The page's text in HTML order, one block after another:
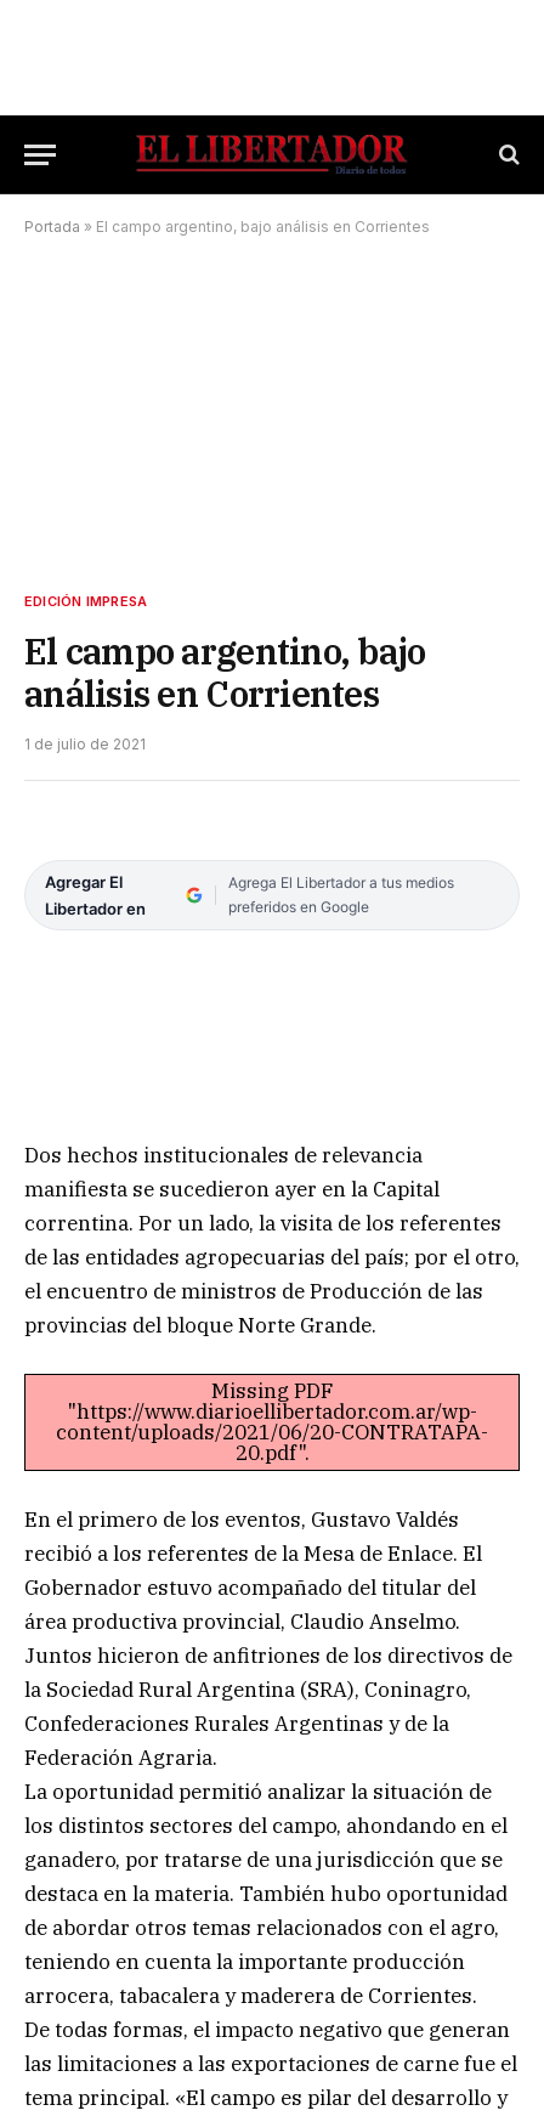
Portada » El campo argentino, bajo análisis en Corrientes
EDICIÓN IMPRESA
El campo argentino, bajo
análisis en Corrientes
1 de julio de 2021
Agregar El
Libertador en
Agrega El Libertador a tus medios
preferidos en Google
Dos hechos institucionales de relevancia
manifiesta se sucedieron ayer en la Capital
correntina. Por un lado, la visita de los referentes
de las entidades agropecuarias del país; por el otro,
el encuentro de ministros de Producción de las
provincias del bloque Norte Grande.
Missing PDF
"https://www.diarioellibertador.com.ar/wp-
content/uploads/2021/06/20-CONTRATAPA-
20.pdf".
En el primero de los eventos, Gustavo Valdés
recibió a los referentes de la Mesa de Enlace. El
Gobernador estuvo acompañado del titular del
área productiva provincial, Claudio Anselmo.
Juntos hicieron de anfitriones de los directivos de
la Sociedad Rural Argentina (SRA), Coninagro,
Confederaciones Rurales Argentinas y de la
Federación Agraria.
La oportunidad permitió analizar la situación de
los distintos sectores del campo, ahondando en el
ganadero, por tratarse de una jurisdicción que se
destaca en la materia. También hubo oportunidad
de abordar otros temas relacionados con el agro,
teniendo en cuenta la importante producción
arrocera, tabacalera y maderera de Corrientes.
De todas formas, el impacto negativo que generan
las limitaciones a las exportaciones de carne fue el
tema principal. «El campo es pilar del desarrollo y